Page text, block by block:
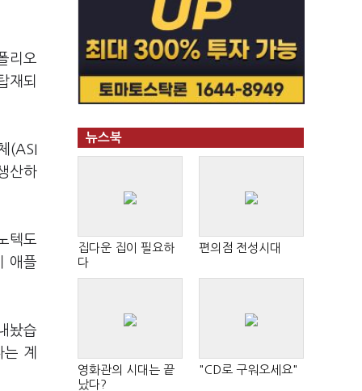
리오
재되
(ASI
산하
텍도
애플
놨습
계
뉴스북
집다운 집이 필요하
다
편의점 전성시대
영화관의 시대는 끝
났다?
"CD로 구워오세요"